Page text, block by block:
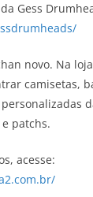
Gess
novo. Na
camisetas,
patchs.
acesse: